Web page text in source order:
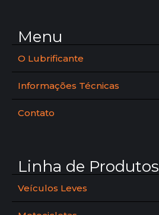
Menu
O Lubrificante
Informações Técnicas
Contato
Linha de Produtos
Veículos Leves